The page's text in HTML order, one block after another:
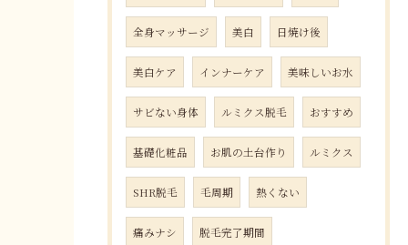
全身マッサージ 美白 日焼け後
美白ケア インナーケア 美味しいお水
サビない身体 ルミクス脱毛 おすすめ
基礎化粧品 お肌の土台作り ルミクス
SHR脱毛 毛周期 熱くない
痛みナシ 脱毛完了期間